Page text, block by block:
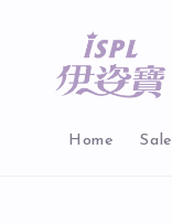
Home Sale